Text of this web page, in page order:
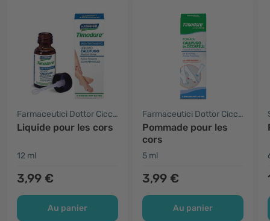
Farmaceutici Dottor Ciccarelli
Liquide pour les cors
12 ml
3,99 €
Au panier
Farmaceutici Dottor Ciccarelli
Pommade pour les
cors
5 ml
3,99 €
Au panier